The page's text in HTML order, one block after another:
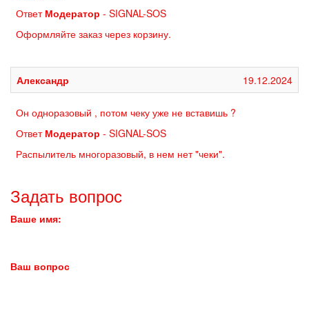
Ответ Модератор - SIGNAL-SOS
Оформляйте заказ через корзину.
Александр 19.12.2024
Он одноразовый , потом чеку уже не вставишь ?
Ответ Модератор - SIGNAL-SOS
Распылитель многоразовый, в нем нет "чеки".
Задать вопрос
Ваше имя:
Ваш вопрос